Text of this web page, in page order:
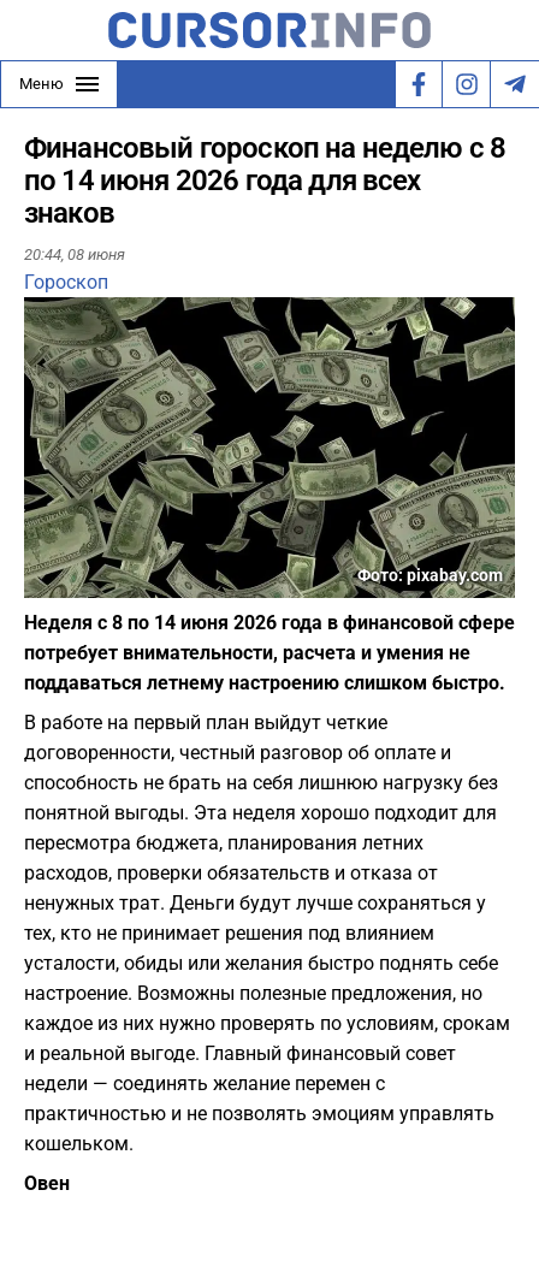
Меню
Финансовый гороскоп на неделю с 8
по 14 июня 2026 года для всех
знаков
20:44, 08 июня
Гороскоп
Фото: pixabay.com
Неделя с 8 по 14 июня 2026 года в финансовой сфере
потребует внимательности, расчета и умения не
поддаваться летнему настроению слишком быстро.
В работе на первый план выйдут четкие
договоренности, честный разговор об оплате и
способность не брать на себя лишнюю нагрузку без
понятной выгоды. Эта неделя хорошо подходит для
пересмотра бюджета, планирования летних
расходов, проверки обязательств и отказа от
ненужных трат. Деньги будут лучше сохраняться у
тех, кто не принимает решения под влиянием
усталости, обиды или желания быстро поднять себе
настроение. Возможны полезные предложения, но
каждое из них нужно проверять по условиям, срокам
и реальной выгоде. Главный финансовый совет
недели — соединять желание перемен с
практичностью и не позволять эмоциям управлять
кошельком.
Овен